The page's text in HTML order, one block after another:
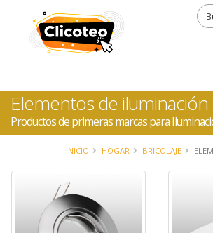
Elementos de iluminación
Productos de primeras marcas para
INICIO HOGAR BRICOLAJE